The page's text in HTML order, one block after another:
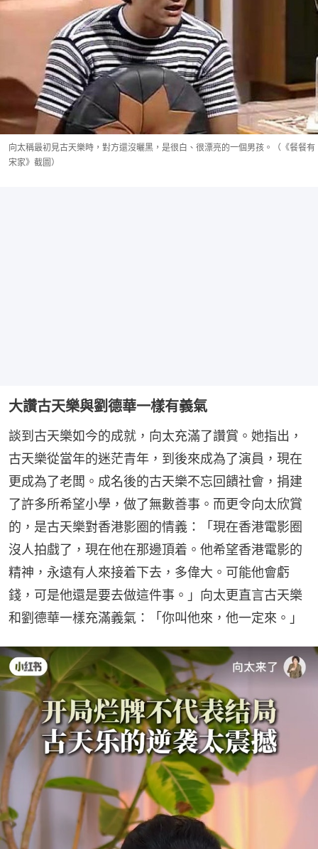
向太稱最初見古天樂時，對方還沒曬黑，是很白、很漂亮的一個男孩。（《餐餐有
宋家》截圖）
大讚古天樂與劉德華一樣有義氣
談到古天樂如今的成就，向太充滿了讚賞。她指出，
古天樂從當年的迷茫青年，到後來成為了演員，現在
更成為了老闆。成名後的古天樂不忘回饋社會，捐建
了許多所希望小學，做了無數善事。而更令向太欣賞
的，是古天樂對香港影圈的情義：「現在香港電影圈
沒人拍戲了，現在他在那邊頂着。他希望香港電影的
精神，永遠有人來接着下去，多偉大。可能他會虧
錢，可是他還是要去做這件事。」向太更直言古天樂
和劉德華一樣充滿義氣：「你叫他來，他一定來。」